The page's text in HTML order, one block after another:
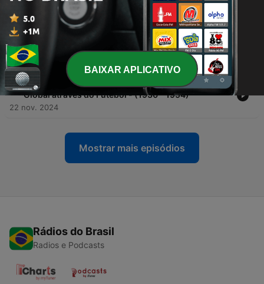
23 nov. 2024
3 -
Ep 2: Futebol e Política - Da Ascensão das
Ditaduras à Influência Governamental (1958 -
1982)
22 nov. 2024
2 - Ep 1: A Copa do Mundo: Um Espelho da História
Global através do Futebol - (1930 - 1954)
22 nov. 2024
Mostrar mais episódios
Rádios do Brasil
Radios e Podcasts
BAIXAR APLICATIVO